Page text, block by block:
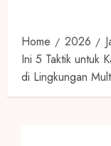
Home 2026
Ini 5 Taktik untuk
di Lingkungan